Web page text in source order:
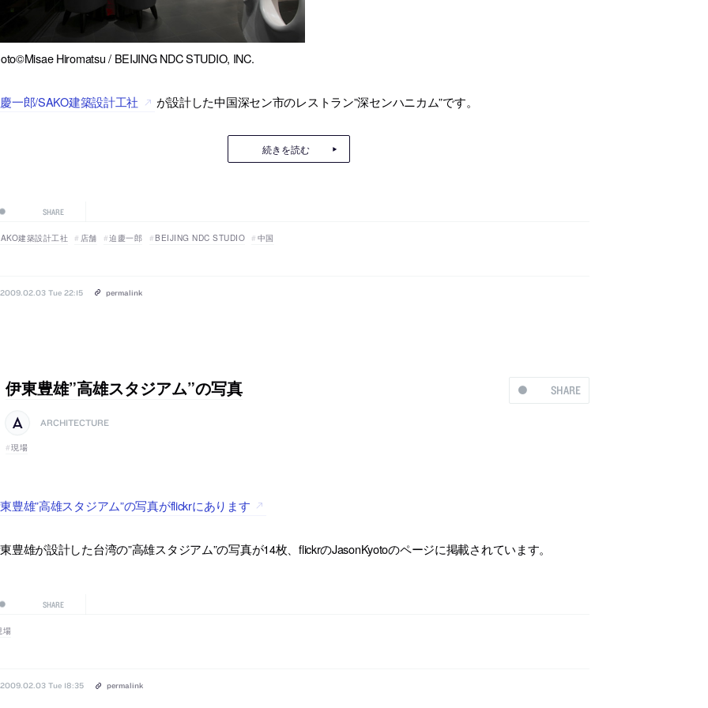
Hiromatsu / BEIJING NDC STUDIO, INC.
一郎/SAKO建築設計工社 が設計した中国深セン市のレストラン”深センハニカム”です。
続きを読む
SHARE
建築設計工社 店舗 迫慶一郎 BEIJING NDC STUDIO 中国
2009.02.03 Tue 22:15 permalink
SHARE
伊東豊雄”高雄スタジアム”の写真
ARCHITECTURE
現場
豊雄”高雄スタジアム”の写真がflickrにあります
豊雄が設計した台湾の”高雄スタジアム”の写真が14枚、flickrのJasonKyotoのページに掲載されています。
SHARE
場
2009.02.03 Tue 18:35 permalink